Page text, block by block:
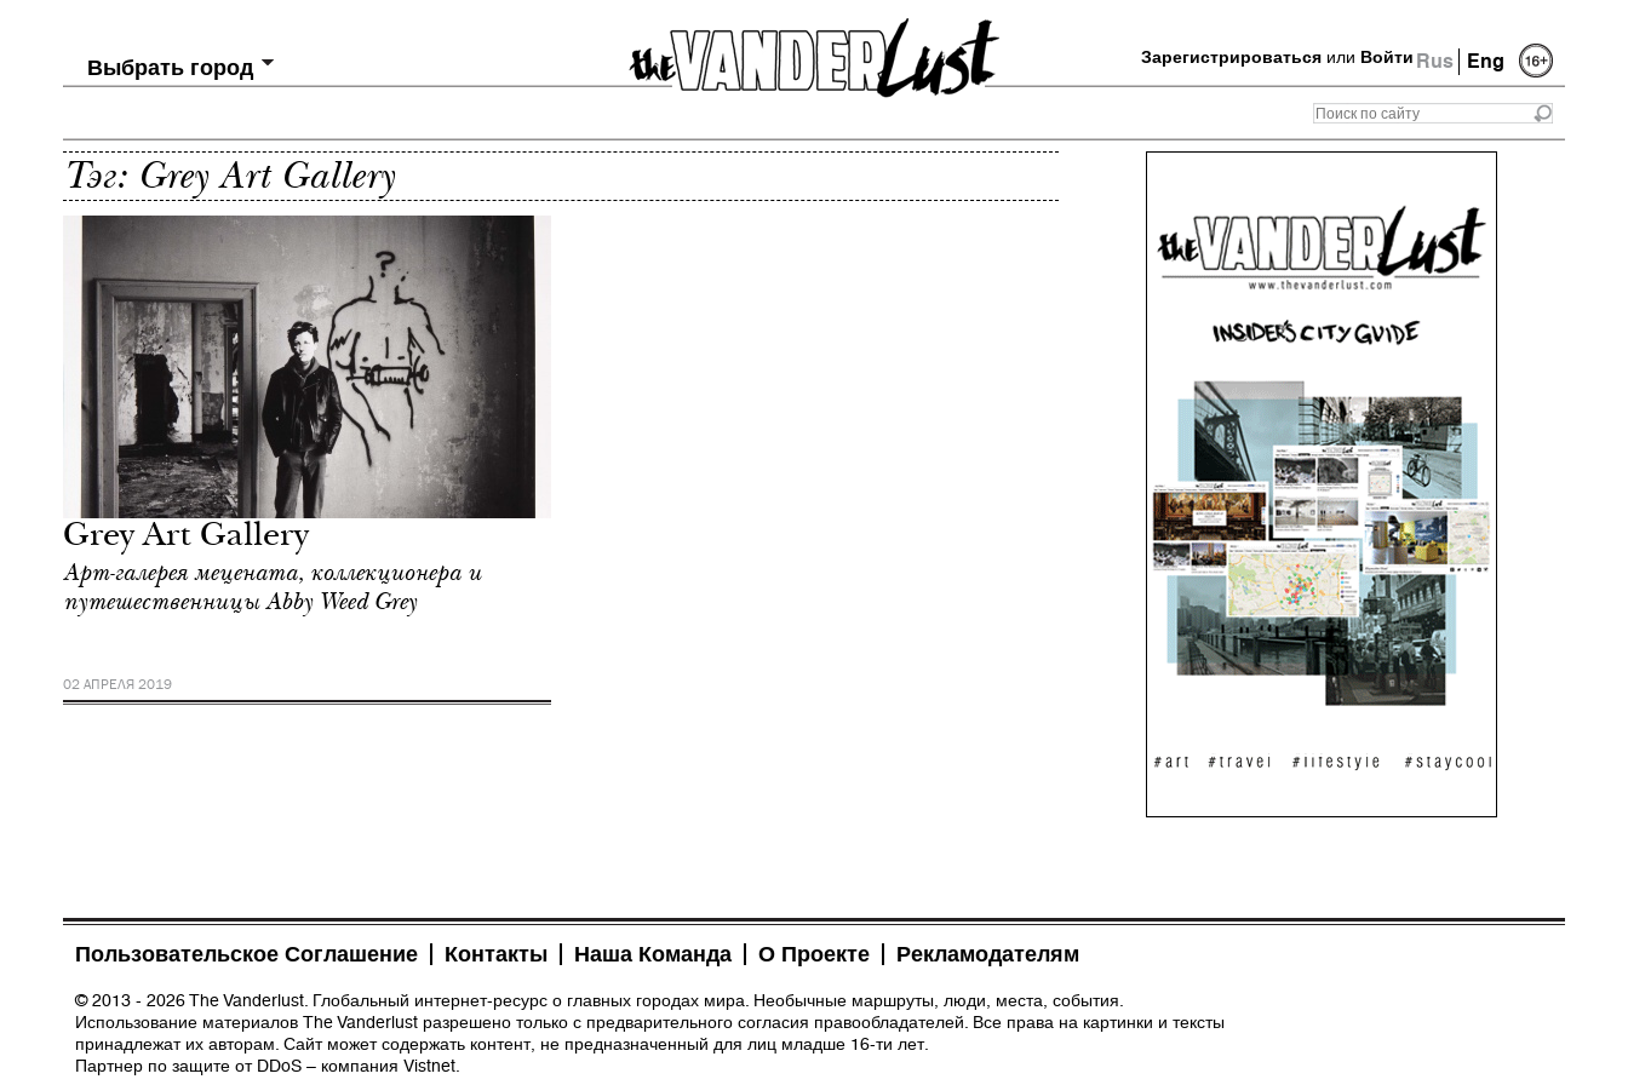
Rus Eng
Зарегистрироваться или Войти
Выбрать город
Тэг: Grey Art Gallery
Grey Art Gallery
Арт-галерея мецената, коллекционера и
путешественницы Abby Weed Grey
02 АПРЕЛЯ 2019
Пользовательское Соглашение Контакты Наша Команда О Проекте Рекламодателям
© 2013 - 2026 The Vanderlust. Глобальный интернет-ресурс о главных городах мира. Необычные маршруты, люди, места, события.
Использование материалов The Vanderlust разрешено только с предварительного согласия правообладателей. Все права на картинки и тексты
принадлежат их авторам. Сайт может содержать контент, не предназначенный для лиц младше 16-ти лет.
Партнер по защите от DDoS – компания Vistnet